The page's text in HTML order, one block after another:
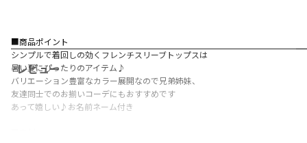
レビュー
■商品ポイント
シンプルで着回しの効くフレンチスリーブトップスは
暑い夏にぴったりのアイテム♪
バリエーション豊富なカラー展開なので兄弟姉妹、
友達同士でのお揃いコーデにもおすすめです
あって嬉しい♪お名前ネーム付き